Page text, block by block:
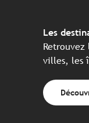
Les
Retrouvez
villes, les